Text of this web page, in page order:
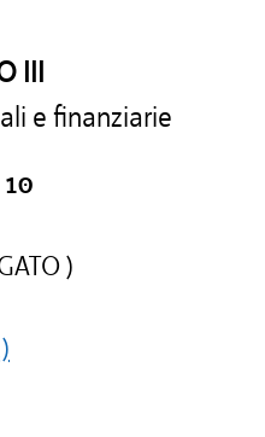
III
e finanziarie
)